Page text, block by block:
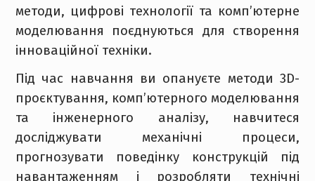
методи, цифрові технології та комп’ютерне
моделювання поєднуються для створення
інноваційної техніки.
Під час навчання ви опануєте методи 3D-
проєктування, комп’ютерного моделювання
та інженерного аналізу, навчитеся
досліджувати механічні процеси,
прогнозувати поведінку конструкцій під
навантаженням і розробляти технічні